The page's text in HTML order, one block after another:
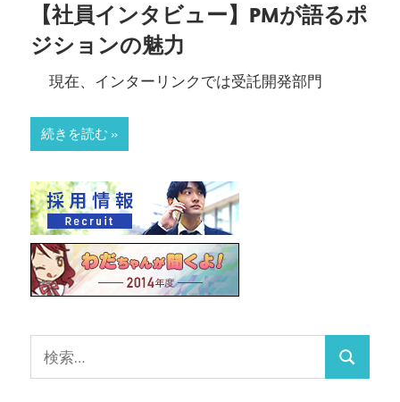
【社員インタビュー】PMが語るポ
ジションの魅力
現在、インターリンクでは受託開発部門
続きを読む